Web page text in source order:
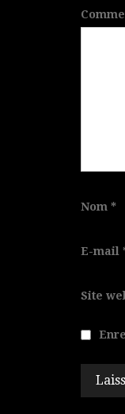
Nom *
E-mail
Site